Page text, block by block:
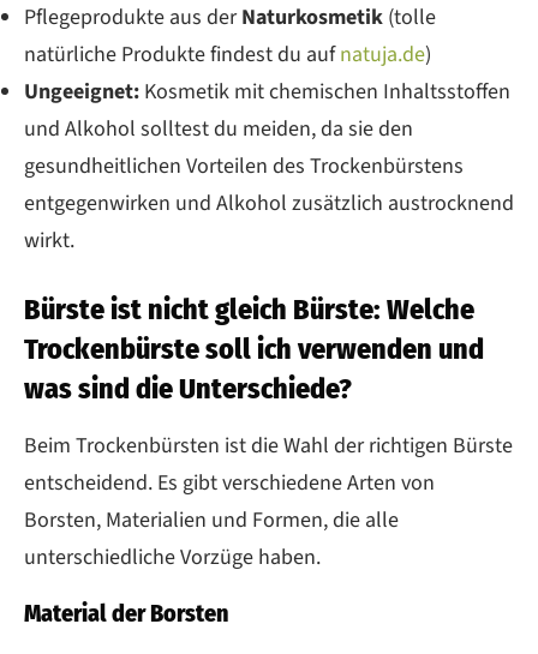
Pflegeprodukte aus derNaturkosmetik (tolle
natürliche Produkte findest du aufnatuja.de)
Ungeeignet: Kosmetik mit chemischen Inhaltsstoffen
und Alkohol solltest du meiden, da sie den
gesundheitlichen Vorteilen des Trockenbürstens
entgegenwirken und Alkohol zusätzlich austrocknend
wirkt.
Bürste ist nicht gleich Bürste: Welche
Trockenbürste soll ich verwenden und
was sind die Unterschiede?
Beim Trockenbürsten ist die Wahl der richtigen Bürste
entscheidend. Es gibt verschiedene Arten von
Borsten, Materialien und Formen, die alle
unterschiedliche Vorzüge haben.
Material der Borsten